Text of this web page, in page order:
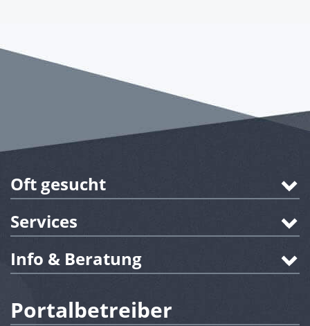
Oft gesucht
Services
Info & Beratung
Portalbetreiber